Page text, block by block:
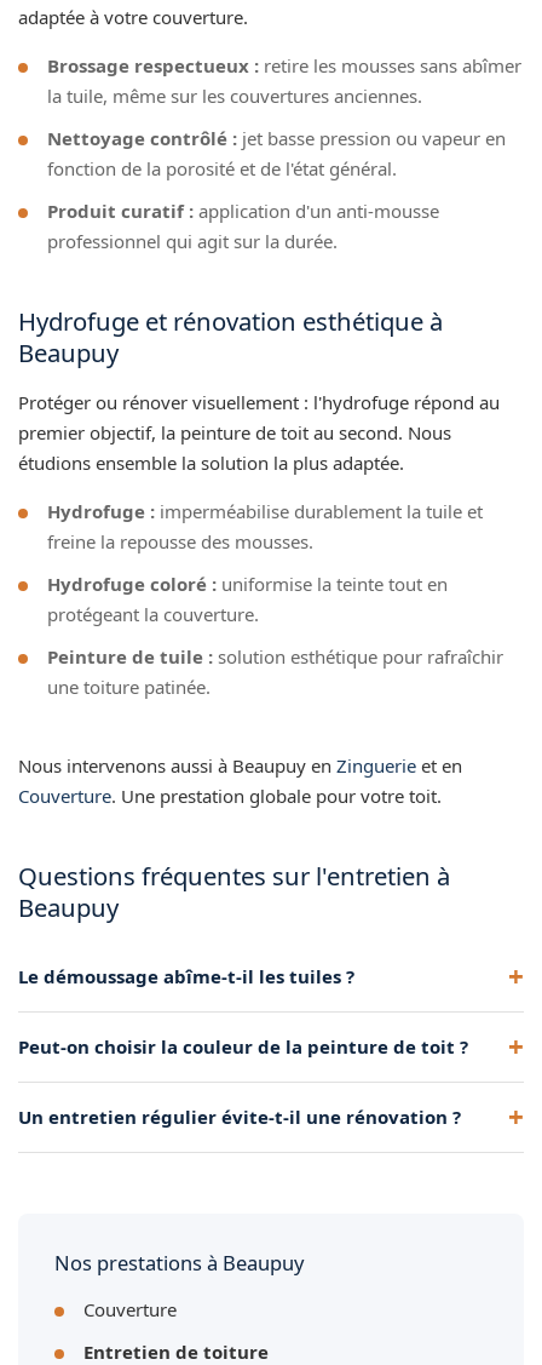
adaptée à votre couverture.
Brossage respectueux : retire les mousses sans abîmer
la tuile, même sur les couvertures anciennes.
Nettoyage contrôlé : jet basse pression ou vapeur en
fonction de la porosité et de l'état général.
Produit curatif : application d'un anti-mousse
professionnel qui agit sur la durée.
Hydrofuge et rénovation esthétique à
Beaupuy
Protéger ou rénover visuellement : l'hydrofuge répond au
premier objectif, la peinture de toit au second. Nous
étudions ensemble la solution la plus adaptée.
Hydrofuge : imperméabilise durablement la tuile et
freine la repousse des mousses.
Hydrofuge coloré : uniformise la teinte tout en
protégeant la couverture.
Peinture de tuile : solution esthétique pour rafraîchir
une toiture patinée.
Nous intervenons aussi à Beaupuy en Zinguerie et en
Couverture. Une prestation globale pour votre toit.
Questions fréquentes sur l'entretien à
Beaupuy
Le démoussage abîme-t-il les tuiles ?
pression), il respecte totalement la tuile.
Peut-on choisir la couleur de la peinture de toit ?
couleur cohérente avec l'environnement local.
Un entretien régulier évite-t-il une rénovation ?
Nos prestations à Beaupuy
Couverture
Entretien de toiture